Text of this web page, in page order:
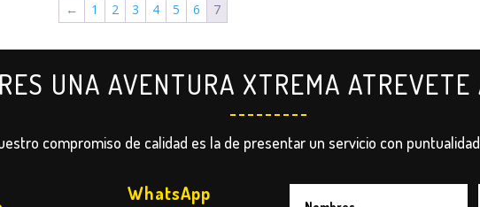
← 1 2 3 4 5 6 7
UNA AVENTURA XTREMA ATREVETE
compromiso de calidad es la de presentar un servicio con
WhatsApp